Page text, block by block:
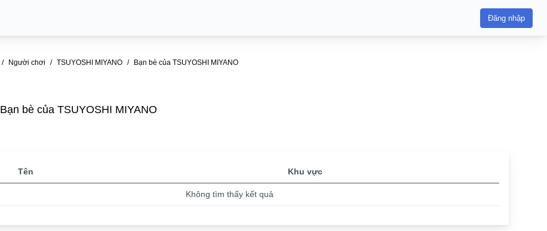
Đăng nhập
Người chơi TSUYOSHI MIYANO Bạn bè của TSUYOSHI MIYANO
Bạn bè của TSUYOSHI MIYANO
Tên Khu vực
Không tìm thấy kết quả